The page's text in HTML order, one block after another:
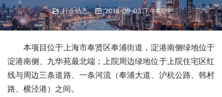
行业动态 2018-09-03 下午6:09
本项目位于上海市奉贤区奉浦街道，淀港南侧绿地位于
淀港南侧、九华苑最北端；上院周边绿地位于上院住宅区红
线与周边三条道路、一条河流（奉浦大道、沪杭公路、韩村
路、横泾港）之间。